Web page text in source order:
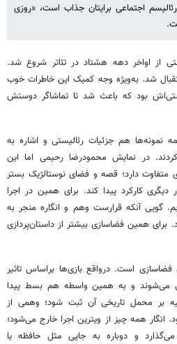
اجتماعی برایتان جذاب است، «روزی
از اواخر دهه‌ هشتاد در تئاتر شروع شد.
شد. به‌ویژه وجه کمیک این خاطرات خوب
بود که باعث شد تا تماشاگر دوستش
نمونه‌ها هم جزئیات رئالیستی و اشاره به
در نمایش محمودرضا رحیمی اما این
دارد؛ قصه و فضای نوستالژیک بستر
دیگری کارکرد پیدا کند. برای همین در اجرا
گویی آنکه قرارست وهم و انگاره منجر به
برای همین فضاسازی بیشتر از داستان‌پردازی
است. درواقع بازی‌ها براساس تاثیر
می‌شوند و به همین واسطه هم بسط پیدا
بر محمل تاریخی آن ثبت شود؛ وهمی از
همه چیز از ویترین اجرا خارج می‌شود؛
و دوباره به جایی مثل حافظه یا